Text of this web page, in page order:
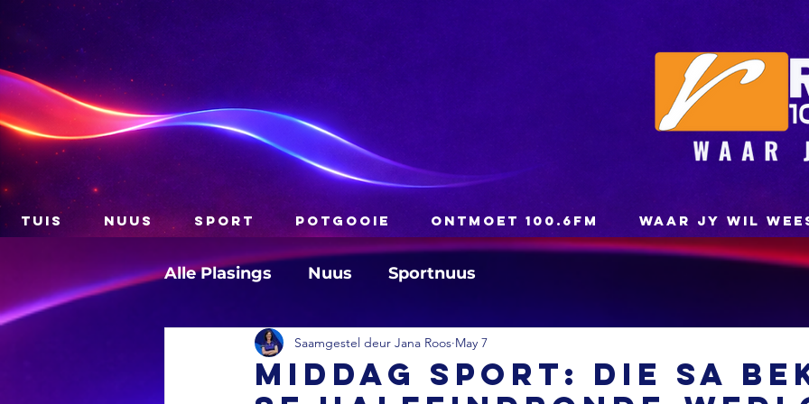
TUIS NUUS SPORT POTGOOIE ONTMOET 100.6FM WAAR JY WIL
Alle Plasings Nuus Sportnuus
MIDDAG SPORT: Die SA
Saamgestel deur Jana Roos May 7